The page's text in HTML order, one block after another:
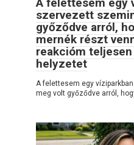
A felettesem egy
szervezett
győződve arról,
mernék részt
reakcióm
helyzetet
A felettesem egy
meg volt győződve arról,